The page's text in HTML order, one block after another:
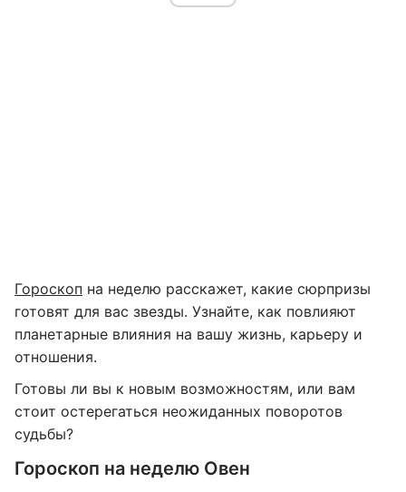
Гороскоп на неделю расскажет, какие сюрпризы
готовят для вас звезды. Узнайте, как повлияют
планетарные влияния на вашу жизнь, карьеру и
отношения.
Готовы ли вы к новым возможностям, или вам
стоит остерегаться неожиданных поворотов
судьбы?
Гороскоп на неделю Овен